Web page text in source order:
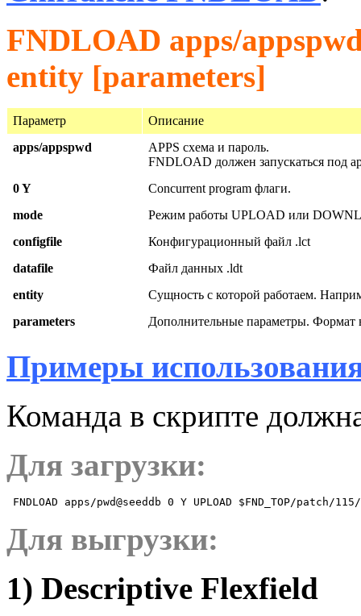
FNDLOAD apps/
entity [parameters]
Параметр
Описание
apps/appspwd
APPS схема и пароль.
FNDLOAD должен запускаться под
0 Y
Concurrent program флаги.
mode
Режим работы UPLOAD или
configfile
Конфигурационный файл .lct
datafile
Файл данных .ldt
entity
Сущность с которой работаем.
parameters
Дополнительные параметры.
Примеры
Команда в скрипте
Для загрузки:
FNDLOAD apps/pwd@seeddb 0 Y UPLOAD $FND_TOP/
Для выгрузки:
1) Descriptive Flexfield